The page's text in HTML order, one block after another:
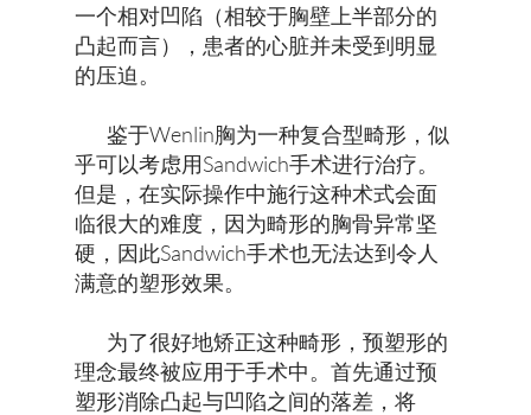
一个相对凹陷（相较于胸壁上半部分的
凸起而言），患者的心脏并未受到明显
的压迫。
鉴于Wenlin胸为一种复合型畸形，似
乎可以考虑用Sandwich手术进行治疗。
但是，在实际操作中施行这种术式会面
临很大的难度，因为畸形的胸骨异常坚
硬，因此Sandwich手术也无法达到令人
满意的塑形效果。
为了很好地矫正这种畸形，预塑形的
理念最终被应用于手术中。首先通过预
塑形消除凸起与凹陷之间的落差，将